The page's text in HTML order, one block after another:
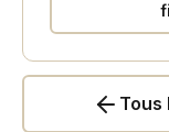
Tous